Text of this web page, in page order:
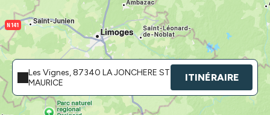
Les Vignes, 87340 LA JONCHERE ST
MAURICE
ITINÉRAIRE